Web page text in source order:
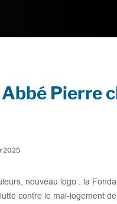
Pierre
2025
nouveau logo : la
contre le mal-logement